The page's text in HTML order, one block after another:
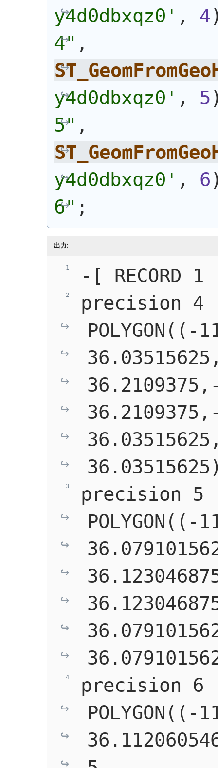
y4d0dbxqz0' , 4
4"
y4d0dbxqz0' , 5
5"
y4d0dbxqz0' , 6
6" ;
出力:
-[
precision 4
POLYGON((-
precision 5
POLYGON((-
POLYGON((-